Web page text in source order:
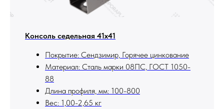
Консоль седельная 41х41
Покрытие: Сендзимир, Горячее цинкование
Материал: Сталь марки 08ПС, ГОСТ 1050-
88
Длина профиля, мм: 100-800
Вес: 1,00-2,65 кг